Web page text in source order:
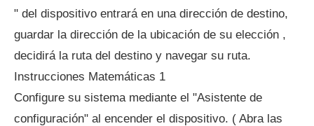
" del dispositivo entrará en una dirección de destino,
guardar la dirección de la ubicación de su elección ,
decidirá la ruta del destino y navegar su ruta.
Instrucciones Matemáticas 1
Configure su sistema mediante el "Asistente de
configuración" al encender el dispositivo. ( Abra las